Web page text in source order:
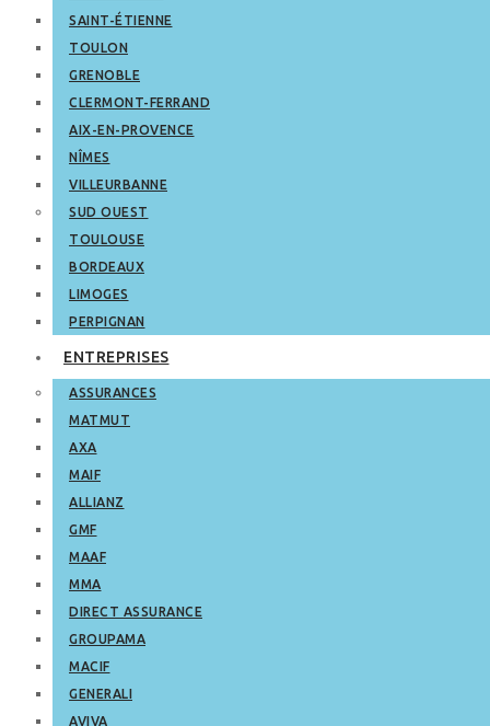
SAINT-ÉTIENNE
TOULON
GRENOBLE
CLERMONT-FERRAND
AIX-EN-PROVENCE
NÎMES
VILLEURBANNE
SUD OUEST
TOULOUSE
BORDEAUX
LIMOGES
PERPIGNAN
ENTREPRISES
ASSURANCES
MATMUT
AXA
MAIF
ALLIANZ
GMF
MAAF
MMA
DIRECT ASSURANCE
GROUPAMA
MACIF
GENERALI
AVIVA